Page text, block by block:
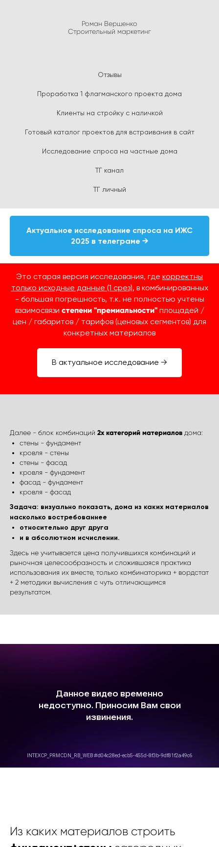
Роман Вершенко
Строительный маркетинг
Отзывы
Проработка 1 флагманского проекта дома
Клиенты на стройку с наличкой
Готовый каталог проектов для встраивания в сайт
Исследование спроса на частные дома
ТГ канал
ТГ личный
Актуальное исследование спроса на ИЖС
2025 в телеграме →
Это старая версия исследования, где корректны
только исходные данные (1 срез), в комбинированных
- большая погрешность, т.к. не полностью учтены
взаимосвязи степени "премиальности"площадей /
цен / габаритов / тарифов (ценовых сегментов) для
конкретных материалов
В актуальное исследование →
Далее - блок комбинаций 2х категорий материалов дома:
стены - фундамент
кровля - стены
стены - фасад
кровля - фундамент
фасад - фундамент
кровля - фасад
Задача: визуально показать, дома из каких материалов
насколько востребованнее
относительно друг друга
и в абсолютном исчислении.
Здесь не учитывается цена получившихся комбинаций и
рыночная целесообразность и сложившаяся практика
использования их вместе, только комбинаторика + вордстат
+ 2 методики вычисления с чуть отличающимся
результатом.
Из каких материалов строить